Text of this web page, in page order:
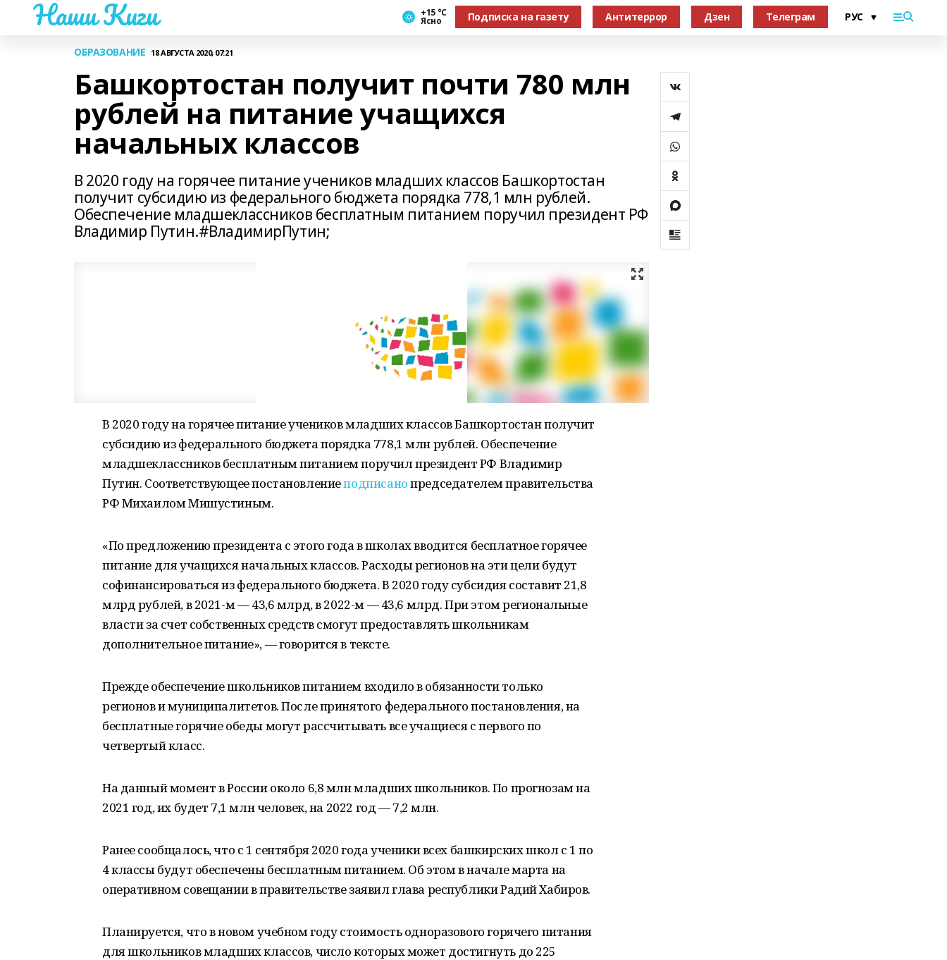
Наши Киги +15 °С
Ясно Подписка на газету Антитеррор Дзен Телеграм
ОБРАЗОВАНИЕ 18 АВГУСТА 2020, 07:21
Башкортостан получит почти 780 млн
рублей на питание учащихся
начальных классов
В 2020 году на горячее питание учеников младших классов Башкортостан
получит субсидию из федерального бюджета порядка 778,1 млн рублей.
Обеспечение младшеклассников бесплатным питанием поручил президент РФ
Владимир Путин.#ВладимирПутин;
В 2020 году на горячее питание учеников младших классов Башкортостан получит
субсидию из федерального бюджета порядка 778,1 млн рублей. Обеспечение
младшеклассников бесплатным питанием поручил президент РФ Владимир
Путин. Соответствующее постановлениеподписанопредседателем правительства
РФ Михаилом Мишустиным.
«По предложению президента с этого года в школах вводится бесплатное горячее
питание для учащихся начальных классов. Расходы регионов на эти цели будут
софинансироваться из федерального бюджета. В 2020 году субсидия составит 21,8
млрд рублей, в 2021-м — 43,6 млрд, в 2022-м — 43,6 млрд. При этом региональные
власти за счет собственных средств смогут предоставлять школьникам
дополнительное питание», — говорится в тексте.
Прежде обеспечение школьников питанием входило в обязанности только
регионов и муниципалитетов. После принятого федерального постановления, на
бесплатные горячие обеды могут рассчитывать все учащиеся с первого по
четвертый класс.
На данный момент в России около 6,8 млн младших школьников. По прогнозам на
2021 год, их будет 7,1 млн человек, на 2022 год — 7,2 млн.
Ранее сообщалось, что с 1 сентября 2020 года ученики всех башкирских школ с 1 по
4 классы будут обеспечены бесплатным питанием. Об этом в начале марта на
оперативном совещании в правительстве заявил глава республики Радий Хабиров.
Планируется, что в новом учебном году стоимость одноразового горячего питания
для школьников младших классов, число которых может достигнуть до 225